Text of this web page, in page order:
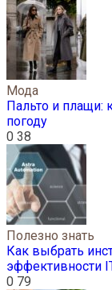
Мода
Пальто и плащи:
погоду
0 38
Полезно знать
Как выбрать
эффективности
0 79